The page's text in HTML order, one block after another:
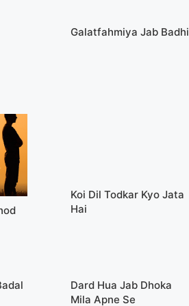
Galatfahmiya Jab Badhi
Koi Dil Todkar Kyo Jata
Hai
Dard Hua Jab Dhoka
Mila Apne Se